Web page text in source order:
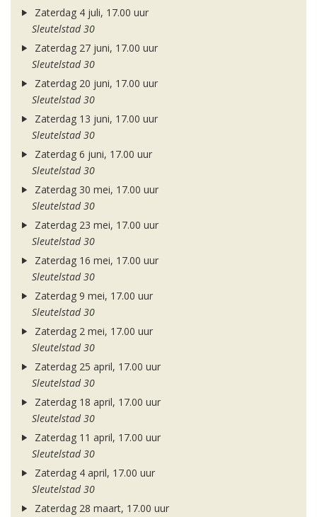
Zaterdag 4 juli, 17.00 uur
Sleutelstad 30
Zaterdag 27 juni, 17.00 uur
Sleutelstad 30
Zaterdag 20 juni, 17.00 uur
Sleutelstad 30
Zaterdag 13 juni, 17.00 uur
Sleutelstad 30
Zaterdag 6 juni, 17.00 uur
Sleutelstad 30
Zaterdag 30 mei, 17.00 uur
Sleutelstad 30
Zaterdag 23 mei, 17.00 uur
Sleutelstad 30
Zaterdag 16 mei, 17.00 uur
Sleutelstad 30
Zaterdag 9 mei, 17.00 uur
Sleutelstad 30
Zaterdag 2 mei, 17.00 uur
Sleutelstad 30
Zaterdag 25 april, 17.00 uur
Sleutelstad 30
Zaterdag 18 april, 17.00 uur
Sleutelstad 30
Zaterdag 11 april, 17.00 uur
Sleutelstad 30
Zaterdag 4 april, 17.00 uur
Sleutelstad 30
Zaterdag 28 maart, 17.00 uur